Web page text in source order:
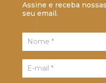
Assine e receba
seu email.